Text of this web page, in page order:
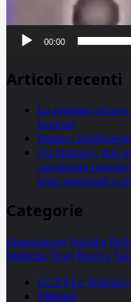
00:00
Articoli recenti
La proteina
neuroni
Statine:
Un farmaco, due
carcinoma
seno metastatico
Categorie
alimentazione biologia
Medicina News Ricerca
CCSVI e Sclerosi
Sitemap